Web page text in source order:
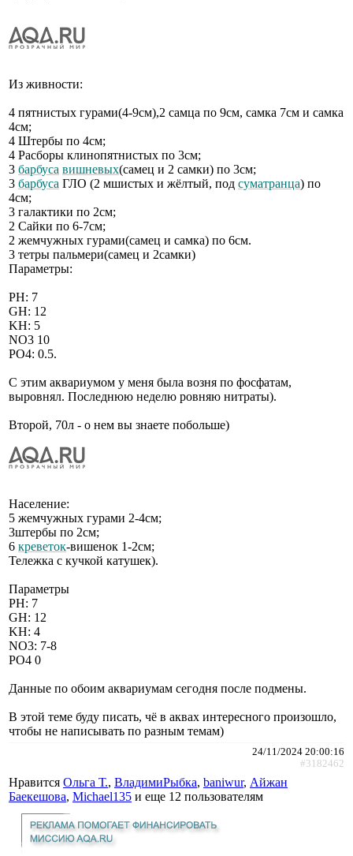
Из живности:
4 пятнистых гурами(4-9см),2 самца по 9см, самка 7см и самка
4см;
4 Штербы по 4см;
4 Расборы клинопятнистых по 3см;
3 барбуса вишневых(самец и 2 самки) по 3см;
3 барбуса ГЛО (2 мшистых и жёлтый, под суматранца) по
4см;
3 галактики по 2см;
2 Сайки по 6-7см;
2 жемчужных гурами(самец и самка) по 6см.
3 тетры пальмери(самец и 2самки)
Параметры:
РН: 7
GH: 12
KH: 5
NO3 10
PO4: 0.5.
С этим аквариумом у меня была возня по фосфатам,
выровнял. Последнюю неделю ровняю нитраты).
Второй, 70л - о нем вы знаете побольше)
Население:
5 жемчужных гурами 2-4см;
3штербы по 2см;
6 креветок-вишенок 1-2см;
Тележка с кучкой катушек).
Параметры
PH: 7
GH: 12
KH: 4
NO3: 7-8
PO4 0
Данные по обоим аквариумам сегодня после подмены.
В этой теме буду писать, чё в аквах интересного произошло,
чтобы не написывать по разным темам)
24/11/2024 20:00:16
#3182462
Нравится Ольга Т., ВладимиРыбка, baniwur, Айжан
Баекешова, Michael135 и еще 12 пользователям